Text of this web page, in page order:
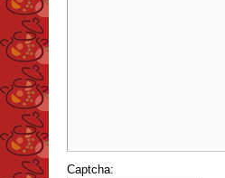
Captcha: